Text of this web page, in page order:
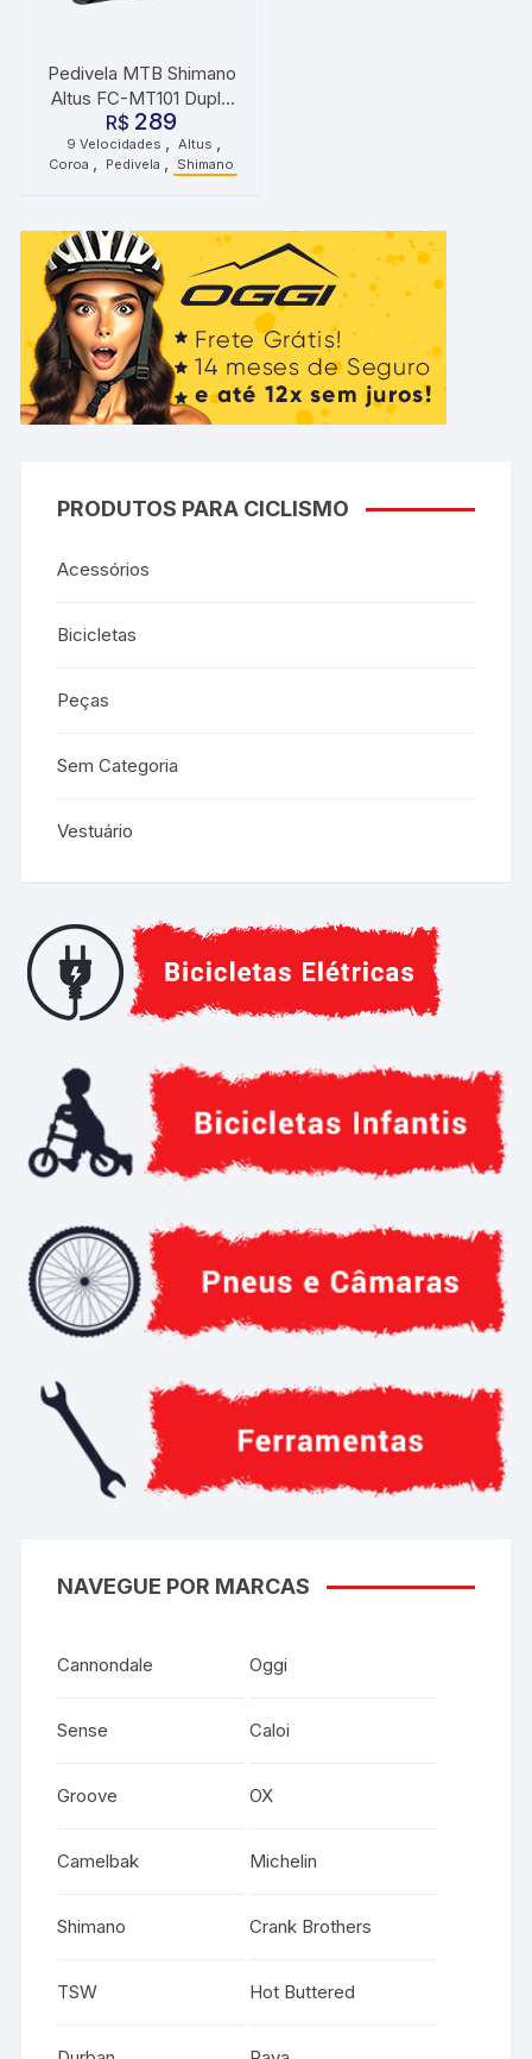
Pedivela MTB Shimano
Altus FC-MT101 Duplo
175mm 36/22 9v
R$ 289
9 Velocidades , Altus ,
Coroa , Pedivela , Shimano
PRODUTOS PARA CICLISMO
Acessórios
Bicicletas
Peças
Sem Categoria
Vestuário
NAVEGUE POR MARCAS
Cannondale Oggi
Sense Caloi
Groove OX
Camelbak Michelin
Shimano Crank Brothers
TSW Hot Buttered